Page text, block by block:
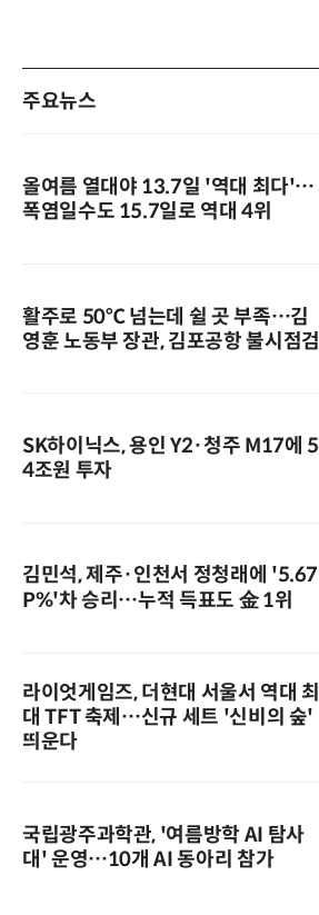
주요뉴스
올여름 열대야 13.7일 '역대 최다'…
폭염일수도 15.7일로 역대 4위
활주로 50℃ 넘는데 쉴 곳 부족…김
영훈 노동부 장관, 김포공항 불시점검
SK하이닉스, 용인 Y2·청주 M17에 5
4조원 투자
김민석, 제주·인천서 정청래에 '5.67
P%'차 승리…누적 득표도 金 1위
라이엇게임즈, 더현대 서울서 역대 최
대 TFT 축제…신규 세트 '신비의 숲'
띄운다
국립광주과학관, '여름방학 AI 탐사
대' 운영…10개 AI 동아리 참가